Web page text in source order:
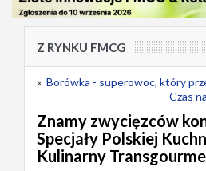
Z RYNKU FMCG
« Borówka - superowoc, który
Czas
Znamy zwycięzców
Specjały Polskiej
Kulinarny